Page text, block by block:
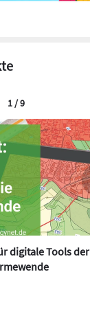
digitale Tools der
1 / 9